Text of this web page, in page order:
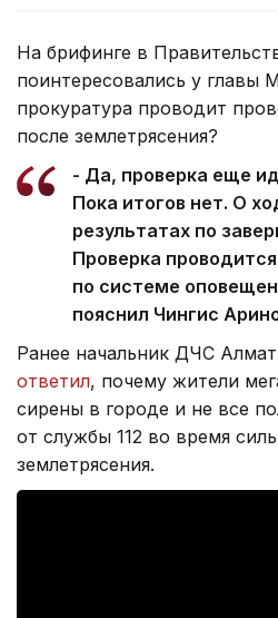
На брифинге в
поинтересовались у главы
прокуратура проводит
после землетрясения?
- Да, проверка еще
Пока итогов нет. О
результатах по
Проверка
по системе
пояснил Чингис
Ранее начальник ДЧС
ответил, почему жители
сирены в городе и не все
от службы 112 во время
землетрясения.